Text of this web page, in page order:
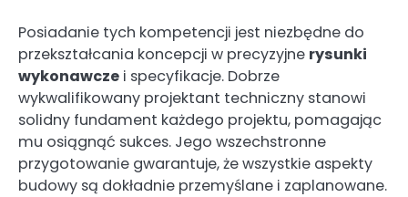
Posiadanie tych kompetencji jest niezbędne do
przekształcania koncepcji w precyzyjne rysunki
wykonawcze i specyfikacje. Dobrze
wykwalifikowany projektant techniczny stanowi
solidny fundament każdego projektu, pomagając
mu osiągnąć sukces. Jego wszechstronne
przygotowanie gwarantuje, że wszystkie aspekty
budowy są dokładnie przemyślane i zaplanowane.